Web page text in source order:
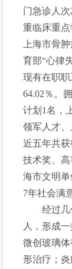
门急诊人
重临床重
上海市骨
育部“心律
现有在职
64.02％。
计划1名，
领军人才
近五年共
技术奖、
海市文明
7年社会满
经过几代
人，形成
微创玻璃
形治疗；